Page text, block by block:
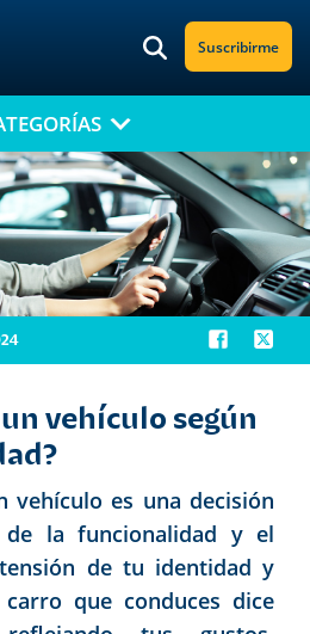
Suscribirme
nuevo contenido!
recibe mensualmente en tu correo
vehículo según
vehículo es una decisión
la funcionalidad y el
de tu identidad y
que conduces dice